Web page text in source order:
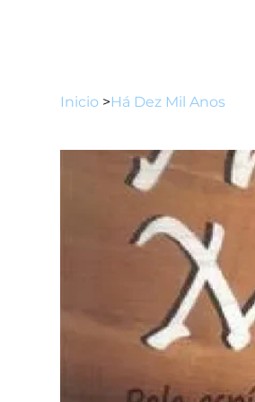
Inicio >Há Dez Mil Anos